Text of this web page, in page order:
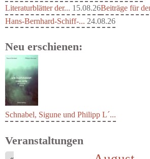
Literaturblätter der... 15.08.26Beiträge für
Hans-Bernhard-Schiff-... 24.08.26
Neu erschienen:
Schnabel, Sigune und Philipp L´...
Veranstaltungen